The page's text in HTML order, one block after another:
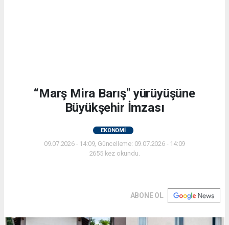
“Marş Mira Barış" yürüyüşüne
Büyükşehir İmzası
EKONOMİ
09.07.2026 - 14:09, Güncelleme: 09.07.2026 - 14:09
2655 kez okundu.
ABONE OL